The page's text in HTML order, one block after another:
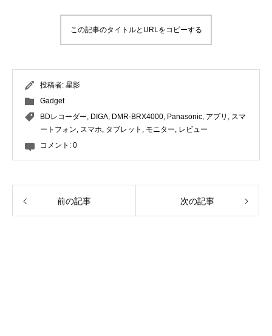
この記事のタイトルとURLをコピーする
投稿者: 星影
Gadget
BDレコーダー, DIGA, DMR-BRX4000, Panasonic, アプリ , スマ
ートフォン, スマホ, タブレット , モニター, レビュー
コメント: 0
前の記事 次の記事